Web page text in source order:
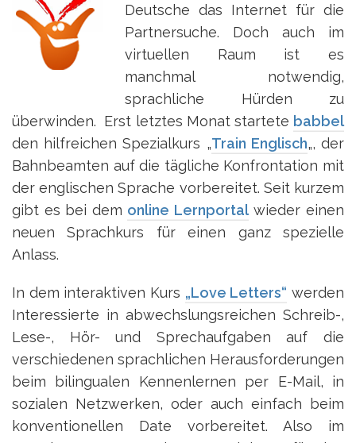
Deutsche das Internet für die
Partnersuche. Doch auch im
virtuellen Raum ist es
manchmal notwendig,
sprachliche Hürden zu
überwinden. Erst letztes Monat startete babbel
den hilfreichen Spezialkurs „Train Englisch„, der
Bahnbeamten auf die tägliche Konfrontation mit
der englischen Sprache vorbereitet. Seit kurzem
gibt es bei dem online Lernportalwieder einen
neuen Sprachkurs für einen ganz spezielle
Anlass.
In dem interaktiven Kurs „Love Letters“ werden
Interessierte in abwechslungsreichen Schreib-,
Lese-, Hör- und Sprechaufgaben auf die
verschiedenen sprachlichen Herausforderungen
beim bilingualen Kennenlernen per E-Mail, in
sozialen Netzwerken, oder auch einfach beim
konventionellen Date vorbereitet. Also im